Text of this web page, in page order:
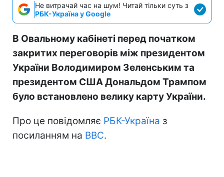
Не витрачай час на шум! Читай тільки суть з
РБК-Україна у Google
В Овальному кабінеті перед початком
закритих переговорів між президентом
України Володимиром Зеленським та
президентом США Дональдом Трампом
було встановлено велику карту України.
Про це повідомляє РБК-Україна з
посиланням на BBC.